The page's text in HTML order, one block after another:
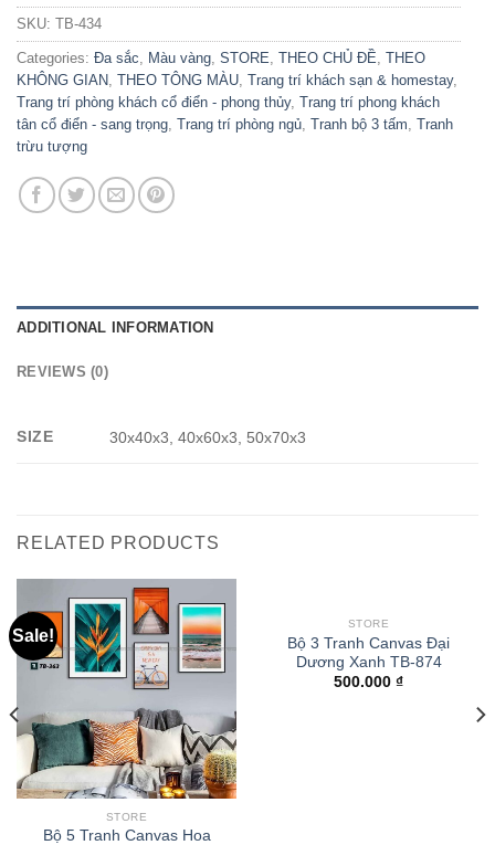
SKU: TB-434
Categories: Đa sắc Màu vàng STORE THEO CHỦ ĐỀ THEO
KHÔNG GIAN THEO TÔNG MÀU Trang trí khách sạn & homestay,
Trang trí phòng khách cổ điển - phong thủy, Trang trí phong khách
tân cổ điển - sang trọng Trang trí phòng ngủ Tranh bộ 3 tấm Tranh
trừu tượng
ADDITIONAL INFORMATION
REVIEWS (0)
SIZE 30x40x3, 40x60x3, 50x70x3
RELATED PRODUCTS
Sale!
STORE
Bộ 5 Tranh Canvas Hoa
STORE
Bộ 3 Tranh Canvas Đại
Dương Xanh TB-874
500.000 ₫